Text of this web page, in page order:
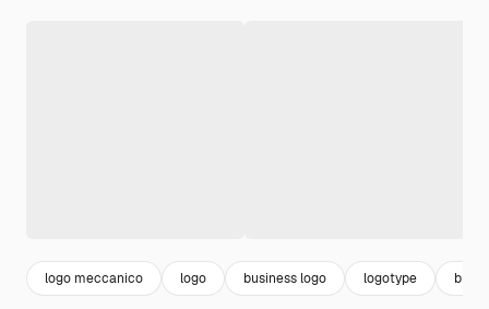
logo meccanico logo business logo logotype